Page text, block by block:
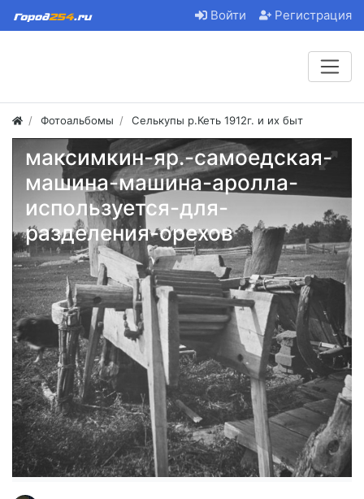
Войти Регистрация
Фотоальбомы Селькупы р.Кеть 1912г. и их быт
максимкин-яр.-самоедская-
машина-машина-аролла-
используется-для-
разделения-орехов